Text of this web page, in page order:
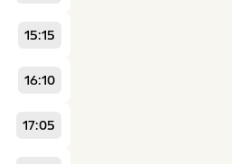
15:15
16:10
17:05